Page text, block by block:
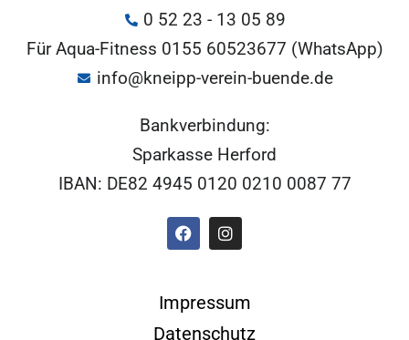
0 52 23 - 13 05 89
Für Aqua-Fitness 0155 60523677 (WhatsApp)
info@kneipp-verein-buende.de
Bankverbindung:
Sparkasse Herford
IBAN: DE82 4945 0120 0210 0087 77
Impressum
Datenschutz